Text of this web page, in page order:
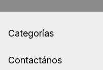
Categorías
Contactános